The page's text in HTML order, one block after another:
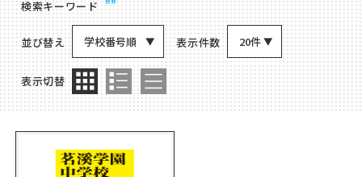
検索キーワード ””
並び替え 学校番号順 表示件数 20件
表示切替